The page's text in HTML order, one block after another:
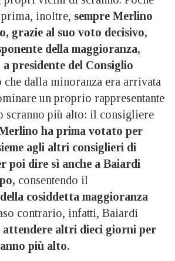
inoltre, sempre Merlino
grazie al suo voto decisivo,
della maggioranza,
presidente del Consiglio
che dalla minoranza era arrivata
un proprio rappresentante
scranno più alto: il consigliere
ha prima votato per
agli altri consiglieri di
poi dire sì anche a Baiardi
consentendo il
della cosiddetta maggioranza
contrario, infatti, Baiardi
attendere altri dieci giorni per
più alto.